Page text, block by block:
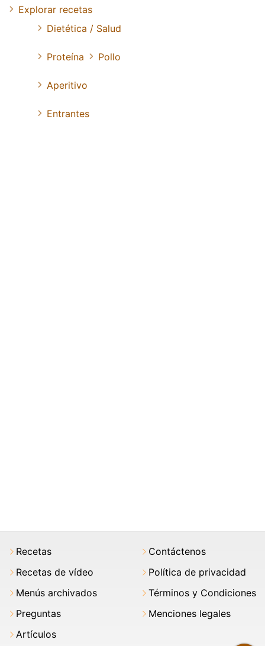
Explorar recetas
Dietética / Salud
Proteína Pollo
Aperitivo
Entrantes
Recetas
Recetas de vídeo
Menús archivados
Preguntas
Artículos
Contáctenos
Política de privacidad
Términos y Condiciones
Menciones legales